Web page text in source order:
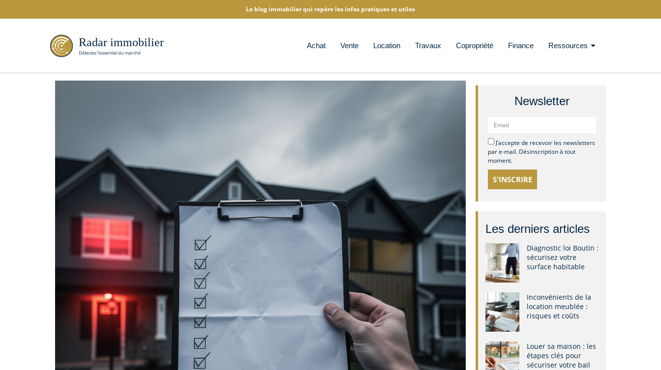
Le blog immobilier qui repère les infos pratiques et utiles
Achat Vente Location Travaux Copropriété Finance Ressources
Newsletter
J’accepte de recevoir les newsletters
par e-mail. Désinscription à tout
moment.
S'INSCRIRE
Les derniers articles
Diagnostic loi Boutin :
sécurisez votre
surface habitable
Inconvénients de la
location meublée :
risques et coûts
Louer sa maison : les
étapes clés pour
sécuriser votre bail